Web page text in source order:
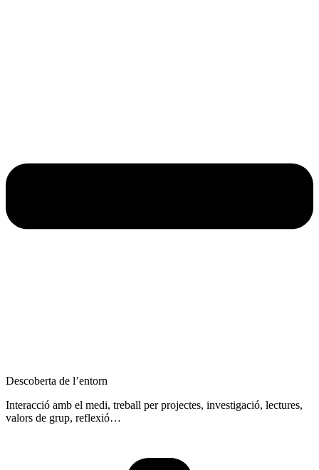
Descoberta de l’entorn
Interacció amb el medi, treball per projectes, investigació, lectures,
valors de grup, reflexió…